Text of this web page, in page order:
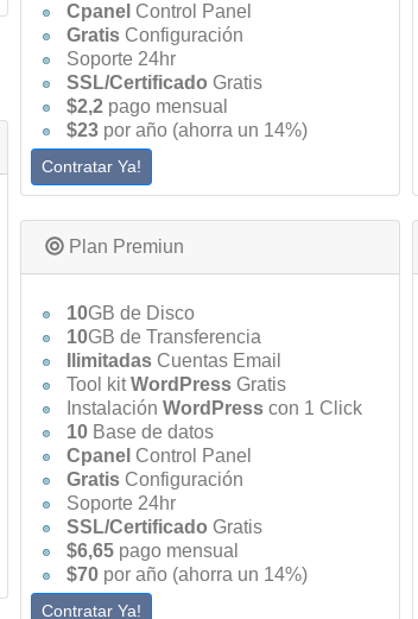
Cpanel Control Panel
Gratis Configuración
Soporte 24hr
SSL/Certificado Gratis
$2,2 pago mensual
$23 por año (ahorra un 14%)
Contratar Ya!
Plan Premiun
10GB de Disco
10GB de Transferencia
Ilimitadas Cuentas Email
Tool kitWordPress Gratis
Instalación WordPress con 1 Click
10 Base de datos
Cpanel Control Panel
Gratis Configuración
Soporte 24hr
SSL/Certificado Gratis
$6,65 pago mensual
$70 por año (ahorra un 14%)
Contratar Ya!